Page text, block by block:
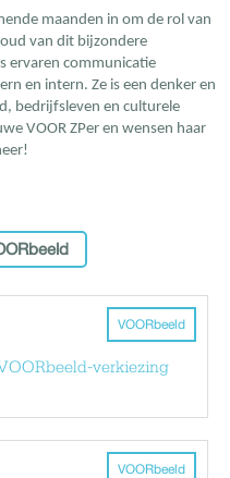
maanden in om de rol van
van dit bijzondere
ervaren communicatie
en intern. Ze is een denker en
bedrijfsleven en culturele
VOOR ZPer en wensen haar
VOORbeeld
verkiezing
VOORbeeld